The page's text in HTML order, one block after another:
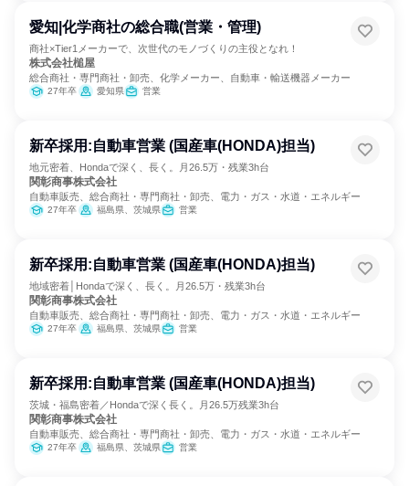
愛知|化学商社の総合職(営業・管理)
商社×Tier1メーカーで、次世代のモノづくりの主役となれ！
株式会社槌屋
総合商社・専門商社・卸売、化学メーカー、自動車・輸送機器メーカー
27年卒 愛知県 営業
新卒採用:自動車営業 (国産車(HONDA)担当)
地元密着、Hondaで深く、長く。月26.5万・残業3h台
関彰商事株式会社
自動車販売、総合商社・専門商社・卸売、電力・ガス・水道・エネルギー
27年卒 福島県、茨城県 営業
新卒採用:自動車営業 (国産車(HONDA)担当)
地域密着│Hondaで深く、長く。月26.5万・残業3h台
関彰商事株式会社
自動車販売、総合商社・専門商社・卸売、電力・ガス・水道・エネルギー
27年卒 福島県、茨城県 営業
新卒採用:自動車営業 (国産車(HONDA)担当)
茨城・福島密着／Hondaで深く長く。月26.5万残業3h台
関彰商事株式会社
自動車販売、総合商社・専門商社・卸売、電力・ガス・水道・エネルギー
27年卒 福島県、茨城県 営業